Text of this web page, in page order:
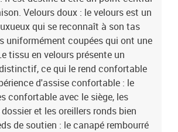
Velours doux : le velours est un
qui se reconnaît à son tas
uniformément coupées qui ont une
tissu en velours présente un
ce qui le rend confortable
d'assise confortable : le
confortable avec le siège, les
et les oreillers ronds bien
de soutien : le canapé rembourré